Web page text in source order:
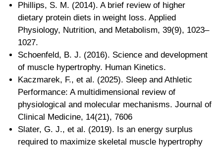
Phillips, S. M. (2014). A brief review of higher
dietary protein diets in weight loss. Applied
Physiology, Nutrition, and Metabolism, 39(9), 1023–
1027.
Schoenfeld, B. J. (2016). Science and development
of muscle hypertrophy. Human Kinetics.
Kaczmarek, F., et al. (2025). Sleep and Athletic
Performance: A multidimensional review of
physiological and molecular mechanisms. Journal of
Clinical Medicine, 14(21), 7606
Slater, G. J., et al. (2019). Is an energy surplus
required to maximize skeletal muscle hypertrophy